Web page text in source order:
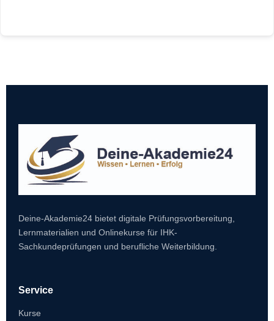
Deine-Akademie24 bietet digitale Prüfungsvorbereitung,
Lernmaterialien und Onlinekurse für IHK-
Sachkundeprüfungen und berufliche Weiterbildung.
Service
Kurse